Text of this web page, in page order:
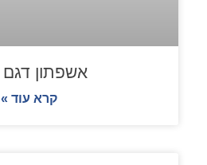
אשפתון דגם 601
קרא עוד »